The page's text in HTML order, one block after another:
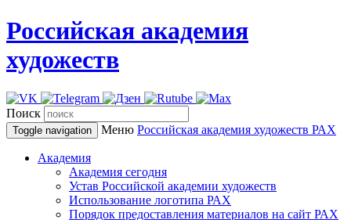
Российская академия
художеств
Поиск
Toggle navigation Меню Российская академия художеств РАХ
Академия
Академия сегодня
Устав Российской академии художеств
Использование логотипа РАХ
Порядок предоставления материалов на сайт РАХ